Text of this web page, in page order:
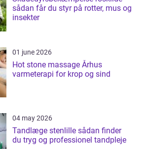
sådan får du styr på rotter, mus og
insekter
01 june 2026
Hot stone massage Århus
varmeterapi for krop og sind
04 may 2026
Tandlæge stenlille sådan finder
du tryg og professionel tandpleje